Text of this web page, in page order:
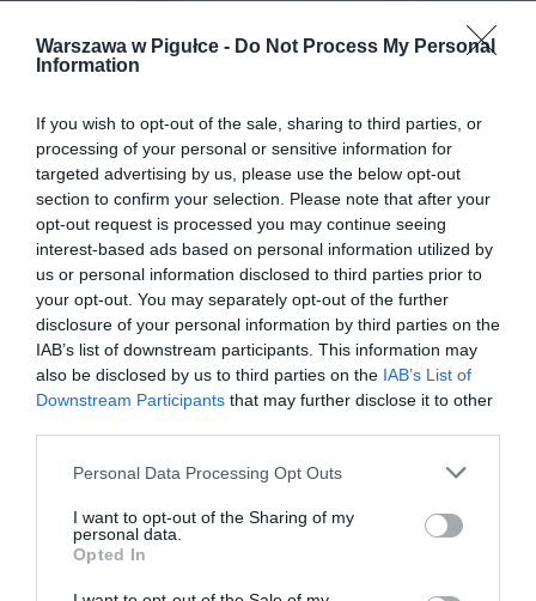
Warszawa w Pigułce - Do Not Process My Personal
Information
If you wish to opt-out of the sale, sharing to third parties, or
processing of your personal or sensitive information for
targeted advertising by us, please use the below opt-out
section to confirm your selection. Please note that after your
opt-out request is processed you may continue seeing
interest-based ads based on personal information utilized by
us or personal information disclosed to third parties prior to
your opt-out. You may separately opt-out of the further
disclosure of your personal information by third parties on the
IAB’s list of downstream participants. This information may
also be disclosed by us to third parties on the IAB’s List of
Downstream Participants that may further disclose it to other
Personal Data Processing Opt Outs
I want to opt-out of the Sharing of my
personal data.
Opted In